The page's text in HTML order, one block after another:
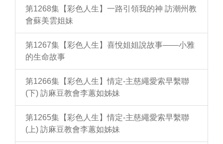
第1268集【彩色人生】一路引領我的神 訪潮州教
會蘇美雲姐妹
第1267集【彩色人生】喜悅姐姐說故事——小雅
的生命故事
第1266集【彩色人生】情定-主慈繩愛索早繫聯
(下) 訪麻豆教會李蕙如姊妹
第1265集【彩色人生】情定-主慈繩愛索早繫聯
(上) 訪麻豆教會李蕙如姊妹